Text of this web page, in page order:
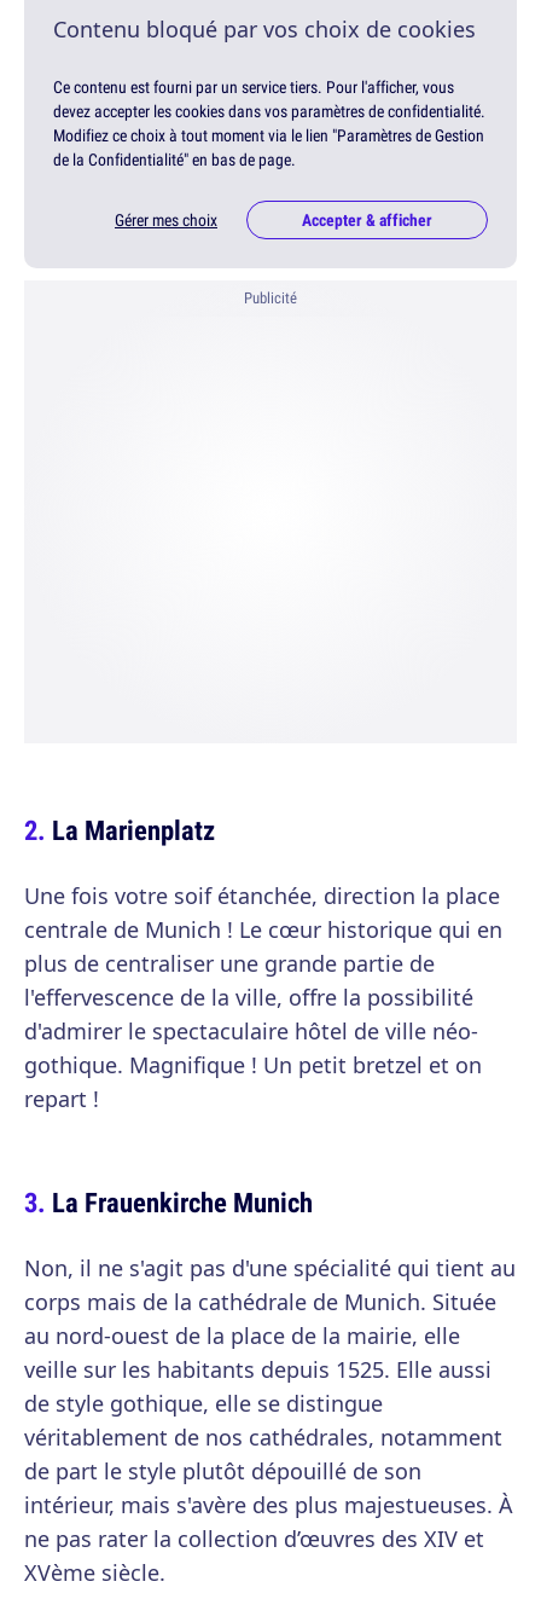
Contenu bloqué par vos choix de cookies
Ce contenu est fourni par un service tiers. Pour l'afficher, vous
devez accepter les cookies dans vos paramètres de confidentialité.
Modifiez ce choix à tout moment via le lien "Paramètres de Gestion
de la Confidentialité" en bas de page.
Gérer mes choix Accepter & afficher
Publicité
La Marienplatz
Une fois votre soif étanchée, direction la place
centrale de Munich ! Le cœur historique qui en
plus de centraliser une grande partie de
l'effervescence de la ville, offre la possibilité
d'admirer le spectaculaire hôtel de ville néo-
gothique. Magnifique ! Un petit bretzel et on
repart !
La Frauenkirche Munich
Non, il ne s'agit pas d'une spécialité qui tient au
corps mais de la cathédrale de Munich. Située
au nord-ouest de la place de la mairie, elle
veille sur les habitants depuis 1525. Elle aussi
de style gothique, elle se distingue
véritablement de nos cathédrales, notamment
de part le style plutôt dépouillé de son
intérieur, mais s'avère des plus majestueuses. À
ne pas rater la collection d’œuvres des XIV et
XVème siècle.